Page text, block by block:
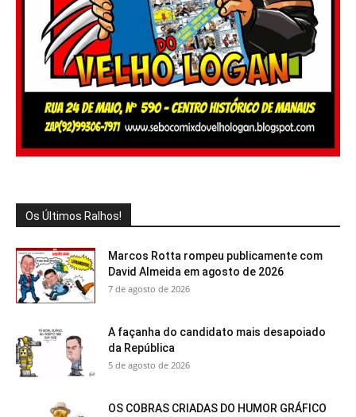
Os Últimos Ralhos!
Marcos Rotta rompeu publicamente com
David Almeida em agosto de 2026
7 de agosto de 2026
A façanha do candidato mais desapoiado
da República
5 de agosto de 2026
OS COBRAS CRIADAS DO HUMOR GRÁFICO